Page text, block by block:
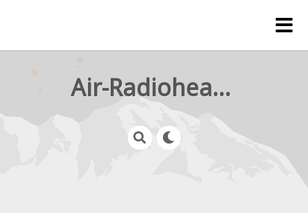
Air-Radiohead.com